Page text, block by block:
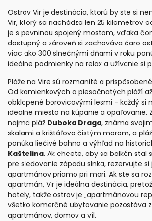
Ostrov Vir je destinácia, ktorú by ste si
Vir, ktorý sa nachádza len 25 kilometrov
je s pevninou spojený mostom, vďaka
dostupný a zároveň si zachováva čaro
viac ako 300 slnečnými dňami v roku
ideálne podmienky na relax a užívanie si
Pláže na Vire sú rozmanité a
Od kamienkových a piesočnatých pláží
obklopené borovicovými lesmi - každý si
ideálne miesto na kúpanie a opaľovanie.
najmä pláž Duboka Draga, známa
skalami a krištáľovo čistým morom, a pláž
ponúka liečivé bahno a výhľad na
Kaštelina. Ak chcete, aby sa balkón stal
pre sledovanie západu slnka, rezervujte
apartmánov priamo pri mori. Ak ste sa
apartmán, Vir je ideálna destinácia,
hotely, takže ostrov je „apartmánovou
všetko komerčné ubytovanie pozostáva
apartmánov, domov a víl.